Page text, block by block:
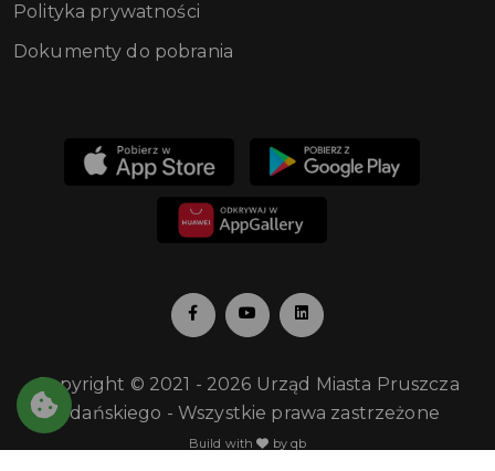
Polityka prywatności
Dokumenty do pobrania
Copyright © 2021 - 2026 Urząd Miasta Pruszcza
Gdańskiego - Wszystkie prawa zastrzeżone
Build with by qb